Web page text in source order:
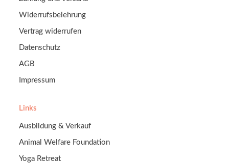
Widerrufsbelehrung
Vertrag widerrufen
Datenschutz
AGB
Impressum
Links
Ausbildung & Verkauf
Animal Welfare Foundation
Yoga Retreat